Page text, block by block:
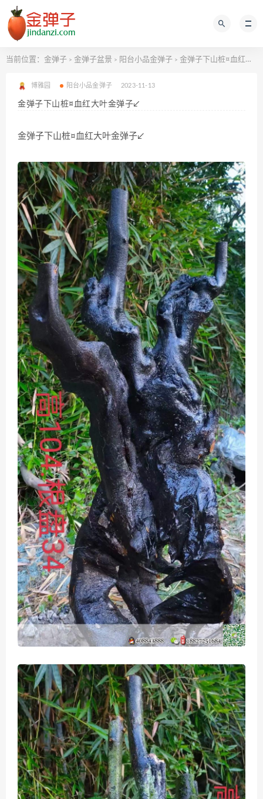
当前位置： 金弹子 > 金弹子盆景 > 阳台小品金弹子 > 金弹子下山桩¤血红大叶金弹子↙
博雅园 阳台小品金弹子 2023-11-13
金弹子下山桩¤血红大叶金弹子↙
金弹子下山桩¤血红大叶金弹子↙